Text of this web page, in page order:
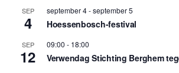
SEP
4
september 4-september 5
Hoessenbosch-festival
SEP
12
09:00 - 18:00
Verwendag Stichting Berghem